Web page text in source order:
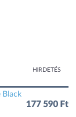
HIRDETÉS
Black
177 590 Ft